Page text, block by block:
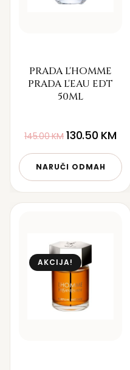
PRADA L'HOMME
PRADA L'EAU EDT
50ML
145.00KM 130.50 KM
NARUČI ODMAH
AKCIJA!